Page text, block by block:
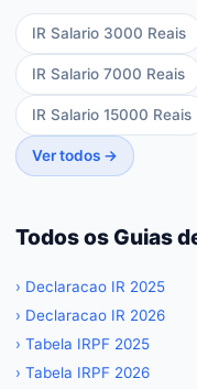
IR Salario 3000 Reais
IR Salario 7000 Reais
IR Salario 15000 Reais
Ver todos →
Todos os Guias
› Declaracao IR 2025
› Declaracao IR 2026
› Tabela IRPF 2025
› Tabela IRPF 2026